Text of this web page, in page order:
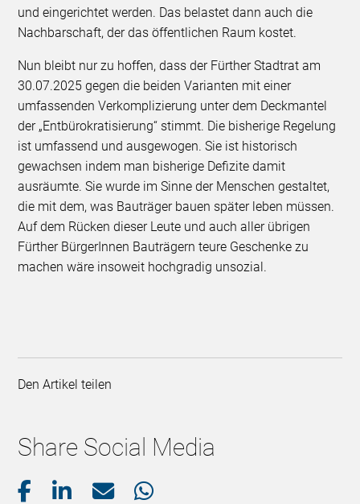
und eingerichtet werden. Das belastet dann auch die
Nachbarschaft, der das öffentlichen Raum kostet.
Nun bleibt nur zu hoffen, dass der Fürther Stadtrat am
30.07.2025 gegen die beiden Varianten mit einer
umfassenden Verkomplizierung unter dem Deckmantel
der „Entbürokratisierung“ stimmt. Die bisherige Regelung
ist umfassend und ausgewogen. Sie ist historisch
gewachsen indem man bisherige Defizite damit
ausräumte. Sie wurde im Sinne der Menschen gestaltet,
die mit dem, was Bauträger bauen später leben müssen.
Auf dem Rücken dieser Leute und auch aller übrigen
Fürther BürgerInnen Bauträgern teure Geschenke zu
machen wäre insoweit hochgradig unsozial.
Den Artikel teilen
Share Social Media